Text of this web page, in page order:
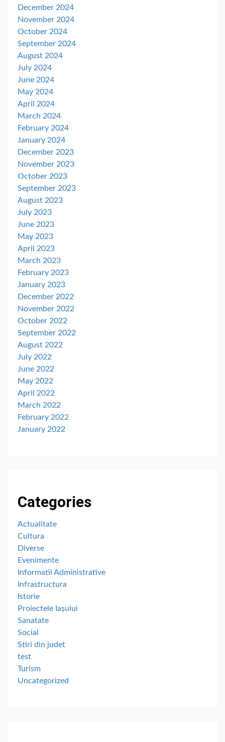
December 2024
November 2024
October 2024
September 2024
August 2024
July 2024
June 2024
May 2024
April 2024
March 2024
February 2024
January 2024
December 2023
November 2023
October 2023
September 2023
August 2023
July 2023
June 2023
May 2023
April 2023
March 2023
February 2023
January 2023
December 2022
November 2022
October 2022
September 2022
August 2022
July 2022
June 2022
May 2022
April 2022
March 2022
February 2022
January 2022
Categories
Actualitate
Cultura
Diverse
Evenimente
Informatii Administrative
Infrastructura
Istorie
Proiectele Iașului
Sanatate
Social
Stiri din judet
test
Turism
Uncategorized